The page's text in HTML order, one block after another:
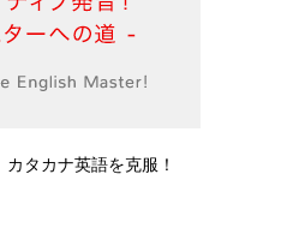
カタカナ英語を克服！